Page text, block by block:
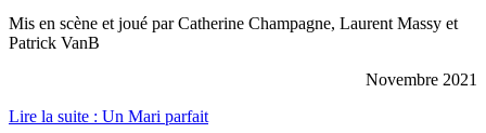
Mis en scène et joué par Catherine Champagne, Laurent Massy et
Patrick VanB
Novembre 2021
Lire la suite : Un Mari parfait